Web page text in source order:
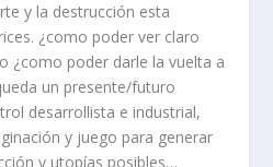
y la destrucción esta
¿como poder ver claro
¿como poder darle la vuelta a
un presente/futuro
desarrollista e industrial,
y juego para generar
y utopías posibles…